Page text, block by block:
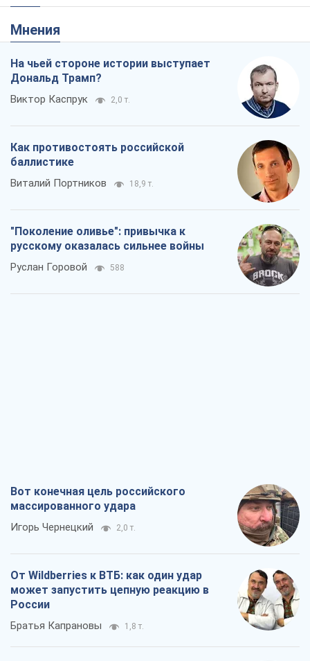
Мнения
На чьей стороне истории выступает
Дональд Трамп?
Виктор Каспрук 2,0 т.
Как противостоять российской
баллистике
Виталий Портников 18,9 т.
"Поколение оливье": привычка к
русскому оказалась сильнее войны
Руслан Горовой 588
Вот конечная цель российского
массированного удара
Игорь Чернецкий 2,0 т.
От Wildberries к ВТБ: как один удар
может запустить цепную реакцию в
России
Братья Капрановы 1,8 т.